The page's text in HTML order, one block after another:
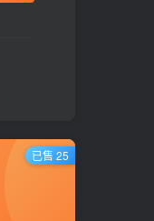
已售 25